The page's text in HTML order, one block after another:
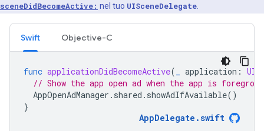
sceneDidBecomeActive: nel tuo UISceneDelegate.
Swift Objective-C
func applicationDidBecomeActive( application :
// Show the app open ad when the app is
AppOpenAdManager . shared . showAdIfAvailable()
}
AppDelegate .swift